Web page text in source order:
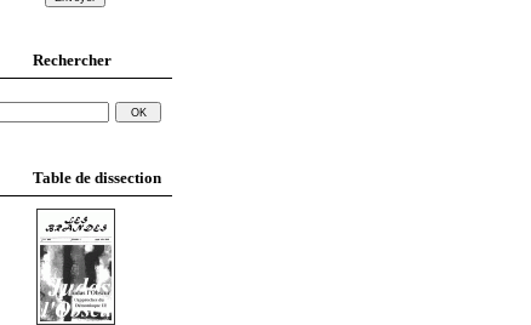
Rechercher
Table de dissection